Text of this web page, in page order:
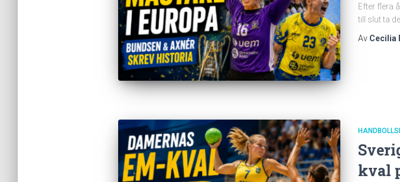
Efter flera
till slut ta
Av Cecilia
kval